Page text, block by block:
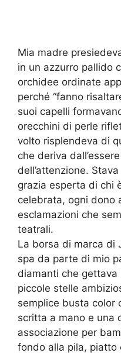
Mia madre
in un azzurro pallido
orchidee ordinate
perché “fanno
suoi capelli
orecchini di perle
volto risplendeva di
che deriva
dell’attenzione.
grazia esperta di chi
celebrata, ogni dono
esclamazioni che
teatrali.
La borsa di marca di
spa da parte di mio
diamanti che gettava
piccole stelle
semplice busta color
scritta a mano e una
associazione per
fondo alla pila, piatto